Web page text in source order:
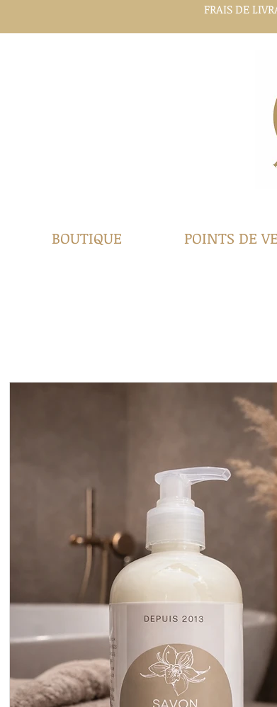
FRAIS DE
BOUTIQUE POINTS DE